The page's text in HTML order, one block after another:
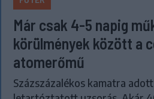
Már csak 4-5 napig
körülmények között a
atomerőmű
Százszázalékos kamatra